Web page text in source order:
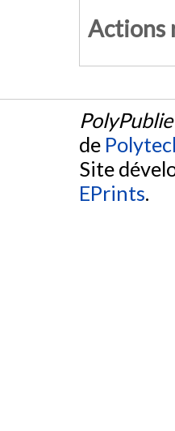
Actions
PolyPublie
de
Site
EPrints.